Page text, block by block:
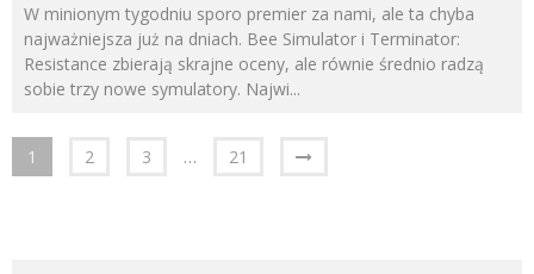
W minionym tygodniu sporo premier za nami, ale ta chyba
najważniejsza już na dniach. Bee Simulator i Terminator:
Resistance zbierają skrajne oceny, ale równie średnio radzą
sobie trzy nowe symulatory. Najwi...
1 2 3 … 21